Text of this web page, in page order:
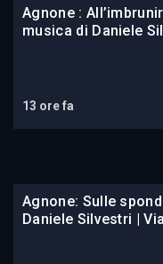
Agnone :
musica di Daniele
13 ore fa
Agnone: Sulle
Daniele Silvestri |